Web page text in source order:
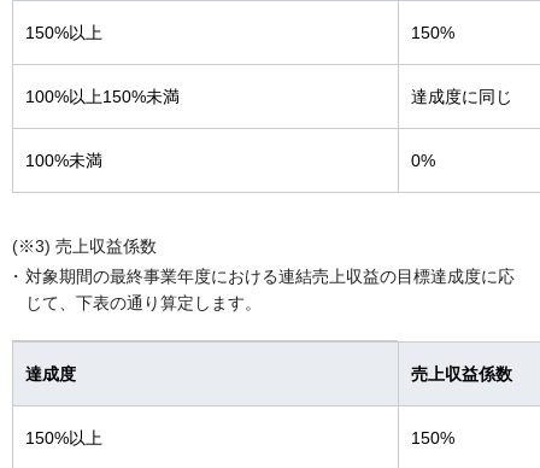
150%以上 150%
100%以上150%未満 達成度に同じ
100%未満 0%
(※3) 売上収益係数
対象期間の最終事業年度における連結売上収益の目標達成度に応
じて、下表の通り算定します。
達成度 売上収益係数
150%以上 150%